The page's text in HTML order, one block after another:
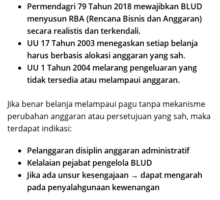
Permendagri 79 Tahun 2018 mewajibkan BLUD
menyusun RBA (Rencana Bisnis dan Anggaran)
secara realistis dan terkendali.
UU 17 Tahun 2003 menegaskan setiap belanja
harus berbasis alokasi anggaran yang sah.
UU 1 Tahun 2004 melarang pengeluaran yang
tidak tersedia atau melampaui anggaran.
Jika benar belanja melampaui pagu tanpa mekanisme
perubahan anggaran atau persetujuan yang sah, maka
terdapat indikasi:
Pelanggaran disiplin anggaran administratif
Kelalaian pejabat pengelola BLUD
Jika ada unsur kesengajaan → dapat mengarah
pada penyalahgunaan kewenangan